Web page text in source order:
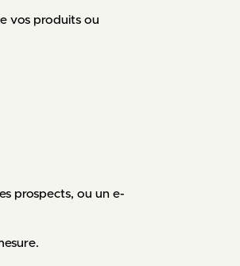
vos produits ou
prospects, ou un e-